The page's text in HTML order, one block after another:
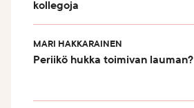
kollegoja
MARI HAKKARAINEN
Periikö hukka toimivan lauman?